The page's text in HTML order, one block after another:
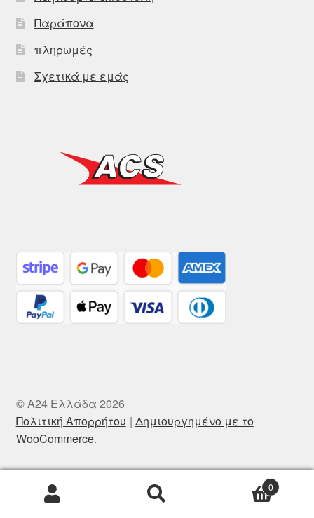
Παράπονα
πληρωμές
Σχετικά με εμάς
© A24 Ελλάδα 2026
Πολιτική Απορρήτου
Δημιουργημένο με το
WooCommerce.
Αναζήτηση
Αναζήτηση
0